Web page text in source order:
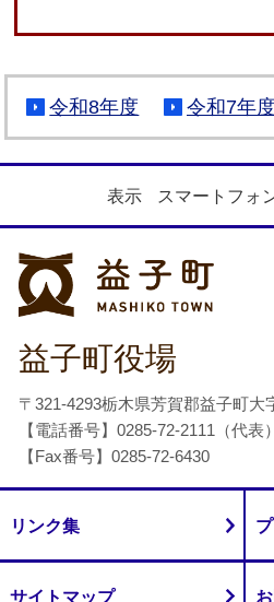
令和8年度 令和7年度
表示 スマートフォ
益子町役場
〒321-4293栃木県芳賀郡益子町大
【電話番号】0285-72-2111（代表）
【Fax番号】0285-72-6430
リンク集
サイトマップ